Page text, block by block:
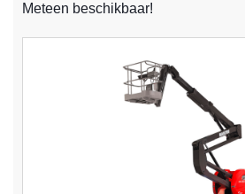
Meteen beschikbaar!